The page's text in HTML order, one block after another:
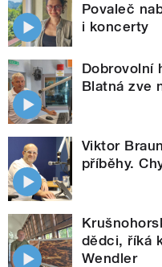
Povaleč
i koncerty
Dobrovolní
Blatná zve
Viktor
příběhy.
dědci, říká
Wendler